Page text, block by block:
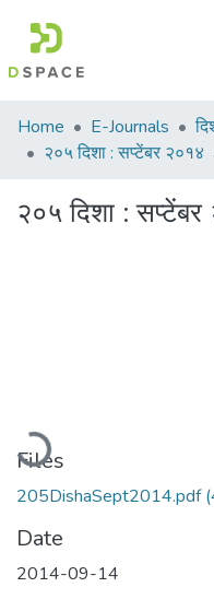
Communities
&
All of DSpace
Home E-Journals
२०५ दिशा : सप्टेंबर २०१४
२०५ दिशा :
Loading...
Files
205DishaSept2014.pdf
Date
2014-09-14